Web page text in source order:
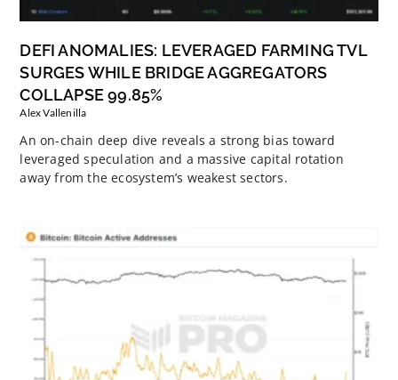
DEFI ANOMALIES: LEVERAGED FARMING TVL
SURGES WHILE BRIDGE AGGREGATORS
COLLAPSE 99.85%
Alex Vallenilla
An on-chain deep dive reveals a strong bias toward
leveraged speculation and a massive capital rotation
away from the ecosystem’s weakest sectors.